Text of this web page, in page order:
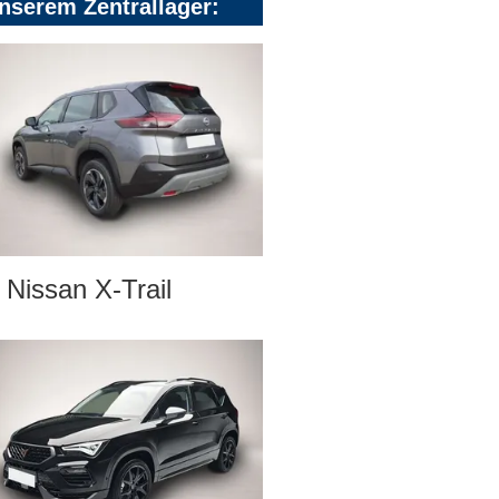
Zentrallager:
Nissan X-Trail